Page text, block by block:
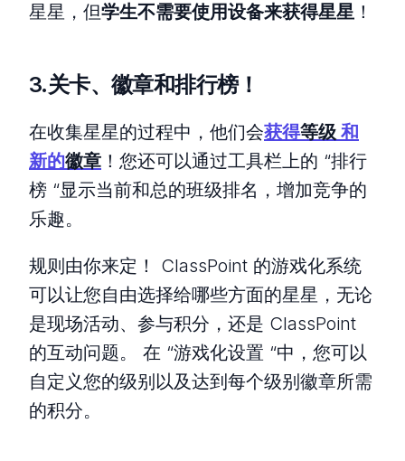
星星，但学生不需要使用设备来获得星星 ！
3.关卡、徽章和排行榜！
在收集星星的过程中，他们会获得等级 和
新的徽章 ！您还可以通过工具栏上的 “排行
榜 “显示当前和总的班级排名，增加竞争的
乐趣。
规则由你来定！ ClassPoint 的游戏化系统
可以让您自由选择给哪些方面的星星，无论
是现场活动、参与积分，还是 ClassPoint
的互动问题。 在 “游戏化设置 “中，您可以
自定义您的级别以及达到每个级别徽章所需
的积分。